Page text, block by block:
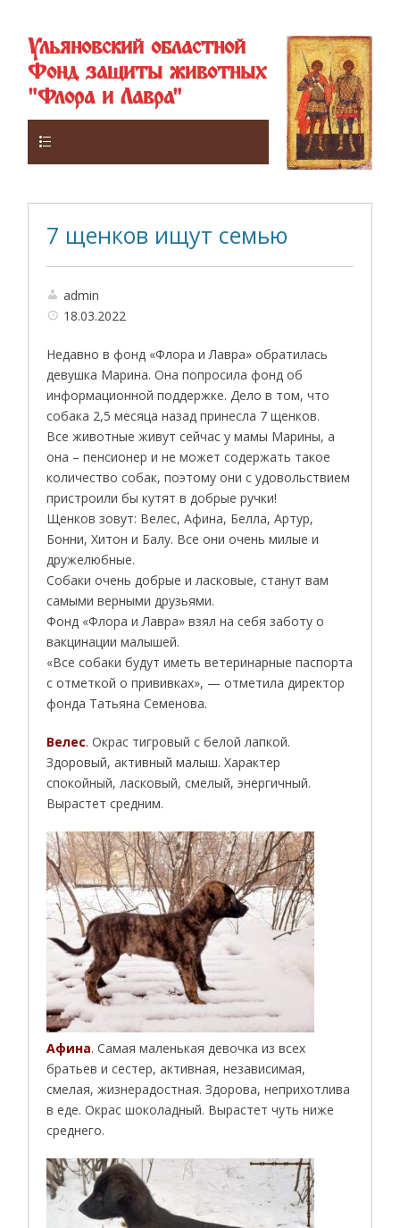
Ульяновский областной
Фонд защиты животных
"Флора и Лавра"
7 щенков ищут семью
admin
18.03.2022
Недавно в фонд «Флора и Лавра» обратилась
девушка Марина. Она попросила фонд об
информационной поддержке. Дело в том, что
собака 2,5 месяца назад принесла 7 щенков.
Все животные живут сейчас у мамы Марины, а
она – пенсионер и не может содержать такое
количество собак, поэтому они с удовольствием
пристроили бы кутят в добрые ручки!
Щенков зовут: Велес, Афина, Белла, Артур,
Бонни, Хитон и Балу. Все они очень милые и
дружелюбные.
Собаки очень добрые и ласковые, станут вам
самыми верными друзьями.
Фонд «Флора и Лавра» взял на себя заботу о
вакцинации малышей.
«Все собаки будут иметь ветеринарные паспорта
с отметкой о прививках», — отметила директор
фонда Татьяна Семенова.
Велес. Окрас тигровый с белой лапкой.
Здоровый, активный малыш. Характер
спокойный, ласковый, смелый, энергичный.
Вырастет средним.
Афина. Самая маленькая девочка из всех
братьев и сестер, активная, независимая,
смелая, жизнерадостная. Здорова, неприхотлива
в еде. Окрас шоколадный. Вырастет чуть ниже
среднего.